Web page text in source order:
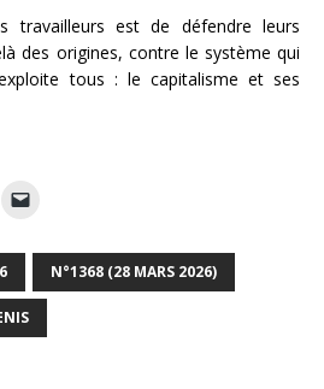
travailleurs est de défendre leurs
des origines, contre le système qui
tous : le capitalisme et ses
N°1368 (28 MARS 2026)